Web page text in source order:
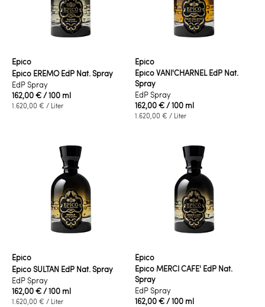
Epico
Epico EREMO EdP Nat. Spray
EdP Spray
162,00 €/ 100 ml
1.620,00 € / Liter
Epico
Epico VANI'CHARNEL EdP Nat.
Spray
EdP Spray
162,00 €/ 100 ml
1.620,00 € / Liter
Epico
Epico SULTAN EdP Nat. Spray
EdP Spray
162,00 €/ 100 ml
1.620,00 € / Liter
Epico
Epico MERCI CAFE' EdP Nat.
Spray
EdP Spray
162,00 €/ 100 ml